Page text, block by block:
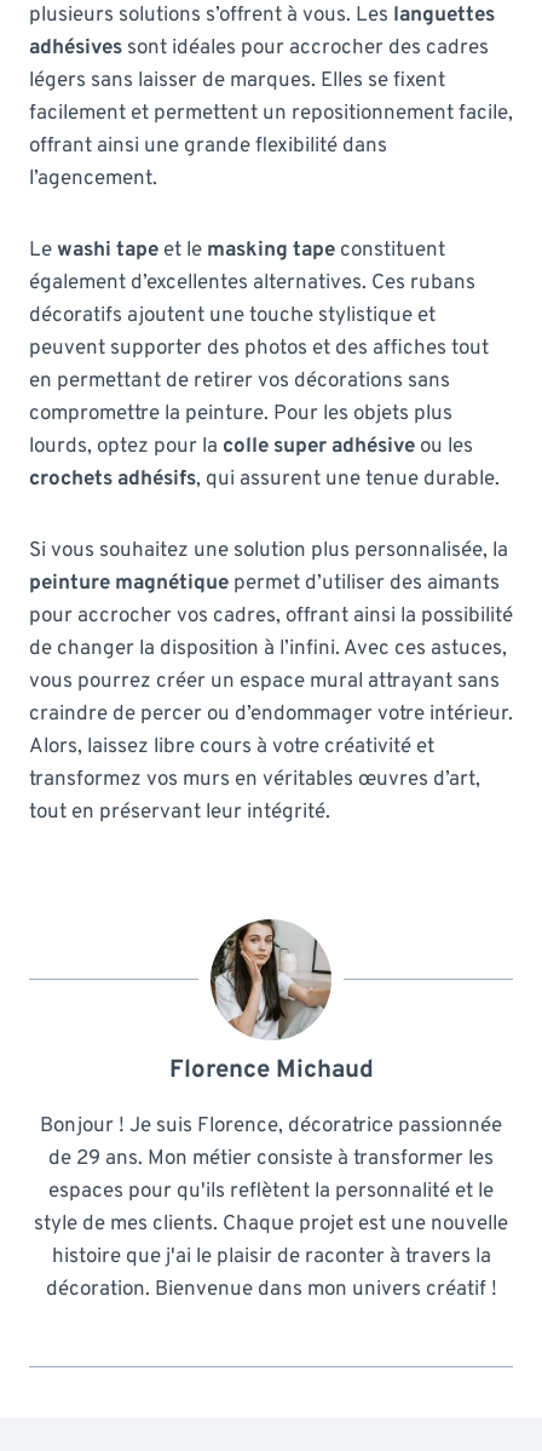
plusieurs solutions s’offrent à vous. Les languettes
adhésives sont idéales pour accrocher des cadres
légers sans laisser de marques. Elles se fixent
facilement et permettent un repositionnement facile,
offrant ainsi une grande flexibilité dans
l’agencement.
Lewashi tape et le masking tape constituent
également d’excellentes alternatives. Ces rubans
décoratifs ajoutent une touche stylistique et
peuvent supporter des photos et des affiches tout
en permettant de retirer vos décorations sans
compromettre la peinture. Pour les objets plus
lourds, optez pour la colle super adhésive ou les
crochets adhésifs, qui assurent une tenue durable.
Si vous souhaitez une solution plus personnalisée, la
peinture magnétique permet d’utiliser des aimants
pour accrocher vos cadres, offrant ainsi la possibilité
de changer la disposition à l’infini. Avec ces astuces,
vous pourrez créer un espace mural attrayant sans
craindre de percer ou d’endommager votre intérieur.
Alors, laissez libre cours à votre créativité et
transformez vos murs en véritables œuvres d’art,
tout en préservant leur intégrité.
Florence Michaud
Bonjour ! Je suis Florence, décoratrice passionnée
de 29 ans. Mon métier consiste à transformer les
espaces pour qu'ils reflètent la personnalité et le
style de mes clients. Chaque projet est une nouvelle
histoire que j'ai le plaisir de raconter à travers la
décoration. Bienvenue dans mon univers créatif !